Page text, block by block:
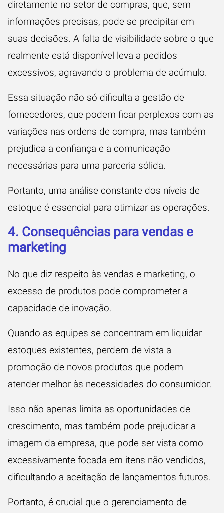
diretamente no setor de compras, que, sem
informações precisas, pode se precipitar em
suas decisões. A falta de visibilidade sobre o que
realmente está disponível leva a pedidos
excessivos, agravando o problema de acúmulo.
Essa situação não só dificulta a gestão de
fornecedores, que podem ficar perplexos com as
variações nas ordens de compra, mas também
prejudica a confiança e a comunicação
necessárias para uma parceria sólida.
Portanto, uma análise constante dos níveis de
estoque é essencial para otimizar as operações.
4. Consequências para vendas e
marketing
No que diz respeito às vendas e marketing, o
excesso de produtos pode comprometer a
capacidade de inovação.
Quando as equipes se concentram em liquidar
estoques existentes, perdem de vista a
promoção de novos produtos que podem
atender melhor às necessidades do consumidor.
Isso não apenas limita as oportunidades de
crescimento, mas também pode prejudicar a
imagem da empresa, que pode ser vista como
excessivamente focada em itens não vendidos,
dificultando a aceitação de lançamentos futuros.
Portanto, é crucial que o gerenciamento de